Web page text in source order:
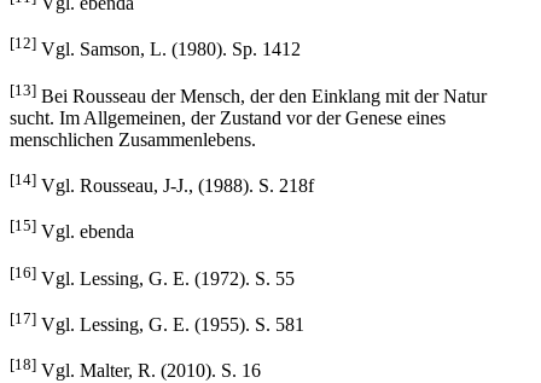
[12] Vgl. Samson, L. (1980). Sp. 1412
[13] Bei Rousseau der Mensch, der den Einklang mit der Natur
sucht. Im Allgemeinen, der Zustand vor der Genese eines
menschlichen Zusammenlebens.
[14] Vgl. Rousseau, J-J., (1988). S. 218f
[15] Vgl. ebenda
[16] Vgl. Lessing, G. E. (1972). S. 55
[17] Vgl. Lessing, G. E. (1955). S. 581
[18] Vgl. Malter, R. (2010). S. 16